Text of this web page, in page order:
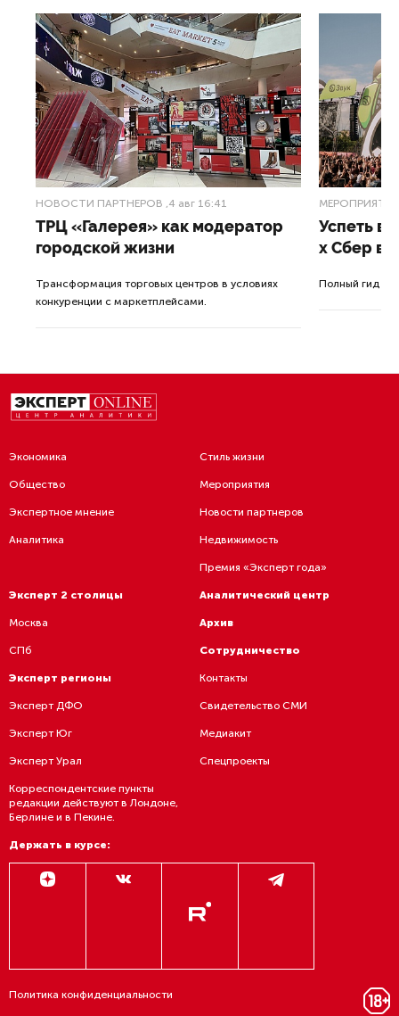
НОВОСТИ ПАРТНЕРОВ ,4 авг 16:41
ТРЦ «Галерея» как модератор
городской жизни
Трансформация торговых центров в условиях
конкуренции с маркетплейсами.
МЕРОПРИЯТИЯ
Успеть
x Сбер в
Полный гид по
Экономика
Общество
Экспертное мнение
Аналитика
Стиль жизни
Мероприятия
Новости партнеров
Недвижимость
Премия «Эксперт года»
Эксперт 2 столицы
Москва
СПб
Эксперт регионы
Эксперт ДФО
Эксперт Юг
Эксперт Урал
Корреспондентские пункты
редакции действуют в Лондоне,
Берлине и в Пекине.
Аналитический центр
Архив
Сотрудничество
Контакты
Свидетельство СМИ
Медиакит
Спецпроекты
Держать в курсе:
Политика конфиденциальности